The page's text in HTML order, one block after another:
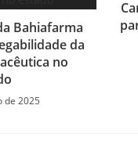
Bahiafarma
da
no
de 2025